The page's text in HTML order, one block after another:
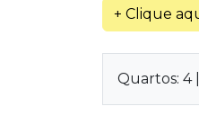
+ Clique
Quartos: 4